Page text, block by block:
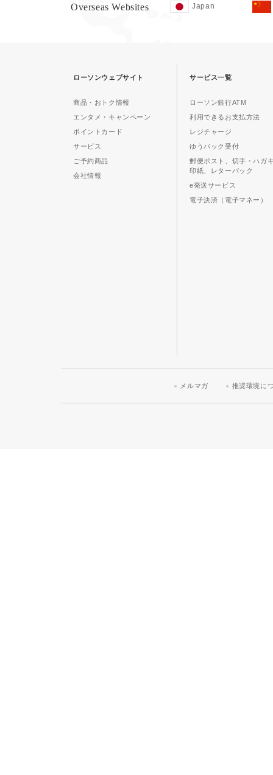
Overseas Websites Japan
ローソンウェブサイト
商品・おトク情報
エンタメ・キャンペーン
ポイントカード
サービス
ご予約商品
会社情報
サービス一覧
ローソン銀行ATM
利用できるお支払方法
レジチャージ
ゆうパック受付
郵便ポスト、切手・ハガ
印紙、レターパック
e発送サービス
電子決済（電子マネー）
メルマガ 推奨環境に